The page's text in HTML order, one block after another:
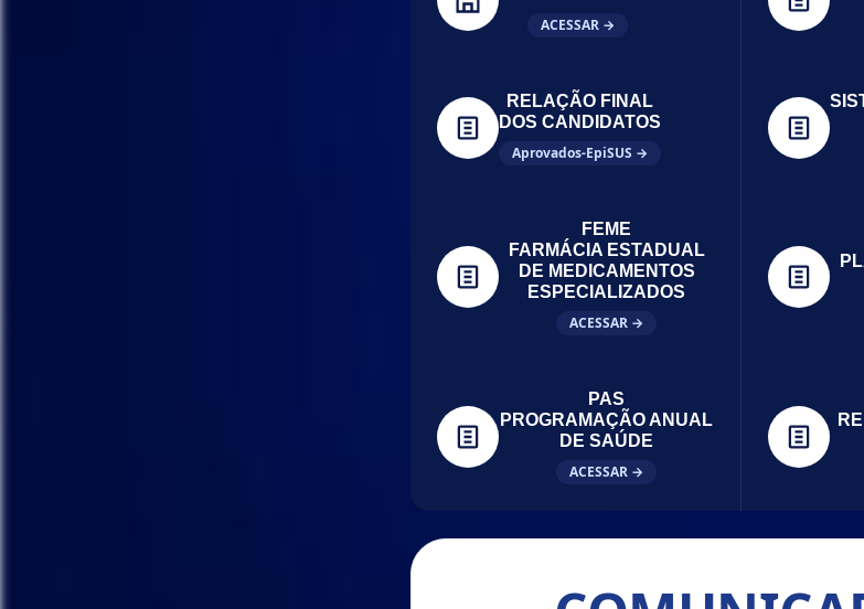
ACESSAR →
RELAÇÃO FINAL
DOS CANDIDATOS
Aprovados-EpiSUS →
FEME
FARMÁCIA ESTADUAL
DE MEDICAMENTOS
ESPECIALIZADOS
ACESSAR →
PAS
PROGRAMAÇÃO ANUAL
DE SAÚDE
ACESSAR →